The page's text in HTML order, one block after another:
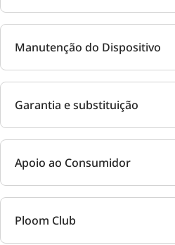
Manutenção do Dispositivo
Garantia e substituição
Apoio ao Consumidor
Ploom Club